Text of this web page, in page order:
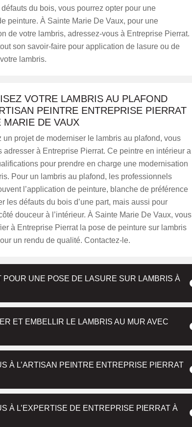
du bois, vous pourrez opter pour une
peinture. À Sainte Marie De Vaux, pour une
de votre lambris, adressez-vous à Entreprise Pierrat.
son savoir-faire pour application de lasure ou de
lambris.
VOTRE LAMBRIS AU PLAFOND
PEINTRE ENTREPRISE PIERRAT
MARIE DE VAUX
un projet de moderniser le lambris au plafond, vous
adresser à Entreprise Pierrat. Ce peintre en intérieur a
pour prendre en charge une modernisation
Pour un lambris au plafond, les professionnels
l’application de peinture, blanche de préférence
les défauts du bois d’une part, mais aussi pour
douceur à l’intérieur. À Sainte Marie De Vaux, vous
à Entreprise Pierrat la pose de peinture sur lambris
un rendu de qualité. Contactez-le.
UNE POSE DE LASURE SUR LAMBRIS À
ET EMBELLIR LE LAMBRIS AU MUR AVEC
À L’ARTISAN PEINTRE ENTREPRISE PIERRAT
À L’EXPERTISE DE ENTREPRISE PIERRAT À